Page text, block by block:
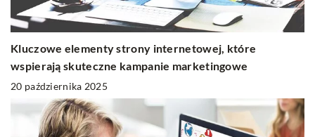
Kluczowe elementy strony internetowej, które
wspierają skuteczne kampanie marketingowe
20 października 2025